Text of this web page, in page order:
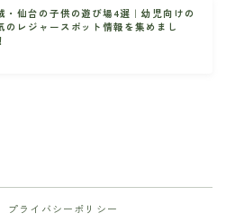
・仙台の子供の遊び場4選｜幼児向けの
のレジャースポット情報を集めまし
プライバシーポリシー